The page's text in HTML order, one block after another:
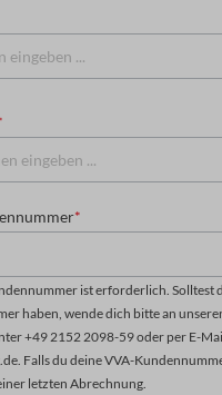
*
ist erforderlich. Solltest
haben, wende dich bitte an
+49 2152 2098-59 oder per E-
Falls du deine VVA-
letzten Abrechnung.